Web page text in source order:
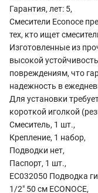
Гарантия, лет: 5,
Смесители Econoce
тех, кто ищет
Изготовленные из
высокой
повреждениям, что
надежность в
Для установки
короткой иголкой
Смеситель, 1 шт.,
Крепление, 1 набор,
Подводки нет,
Паспорт, 1 шт.,
EC032050 Подводка
1/2" 50 см ECONOCE,